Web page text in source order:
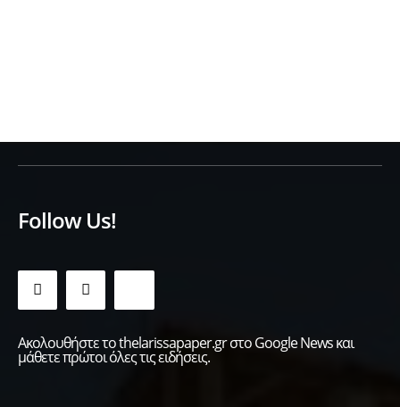
Follow Us!
Ακολουθήστε το thelarissapaper.gr στο Google News και
μάθετε πρώτοι όλες τις ειδήσεις.